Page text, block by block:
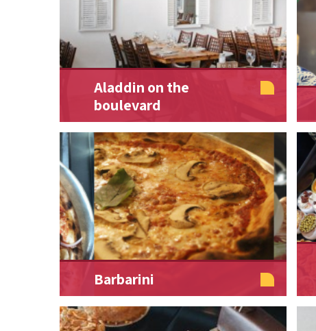
Aladdin on the
boulevard
Barbarini